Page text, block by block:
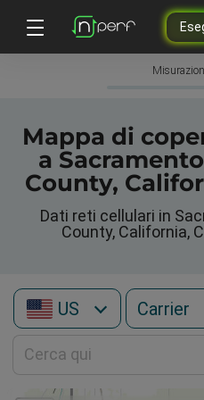
Mappa di
a
County,
Dati reti cellulari in
County, California,
US